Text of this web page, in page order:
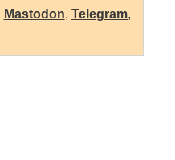
Mastodon, Telegram,